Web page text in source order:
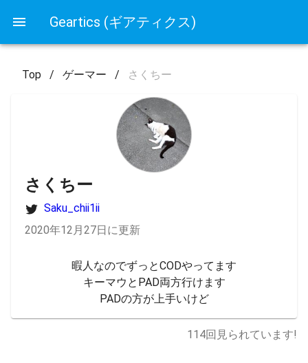
Geartics (ギアティクス)
Top / ゲーマー / さくちー
さくちー
Saku_chii1ii
2020年12月27日に更新
暇人なのでずっとCODやってます
キーマウとPAD両方行けます
PADの方が上手いけど
114回見られています!